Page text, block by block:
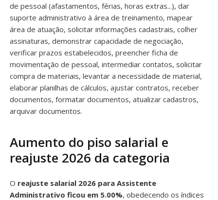
de pessoal (afastamentos, férias, horas extras...), dar
suporte administrativo à área de treinamento, mapear
área de atuação, solicitar informações cadastrais, colher
assinaturas, demonstrar capacidade de negociação,
verificar prazos estabelecidos, preencher ficha de
movimentação de pessoal, intermediar contatos, solicitar
compra de materiais, levantar a necessidade de material,
elaborar planilhas de cálculos, ajustar contratos, receber
documentos, formatar documentos, atualizar cadastros,
arquivar documentos.
Aumento do piso salarial e
reajuste 2026 da categoria
O reajuste salarial 2026 para Assistente
Administrativo ficou em 5.00%, obedecendo os índices